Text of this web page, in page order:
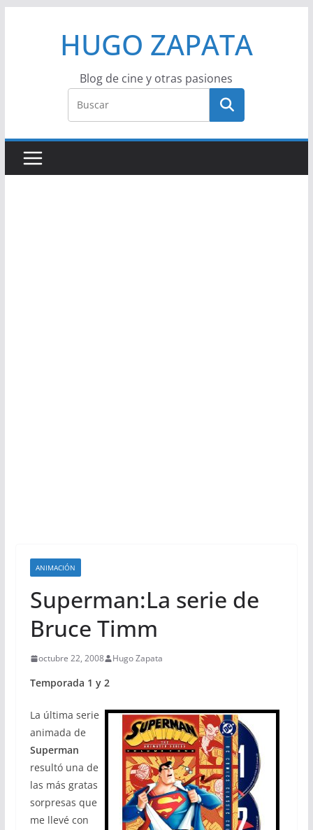
HUGO ZAPATA
Blog de cine y otras pasiones
ANIMACIÓN
Superman:La serie de
Bruce Timm
octubre 22, 2008 Hugo Zapata
Temporada 1 y 2
La última serie
animada de
Superman
resultó una de
las más gratas
sorpresas que
me llevé con